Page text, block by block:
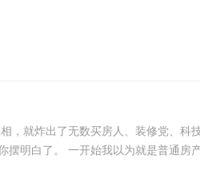
党、科技迷的眼球 。 7000㎡超大展区、70+企业同
验区+5个太空舱，免费开放！从住建部最新住宅规范，到能住的黑科技样板间，